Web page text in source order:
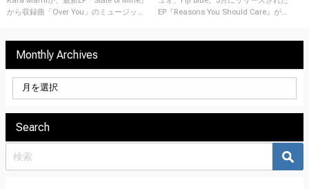
から収録曲「Over You」のミュージッ...
EP『Reasons You Should Care』が...
Monthly Archives
Search